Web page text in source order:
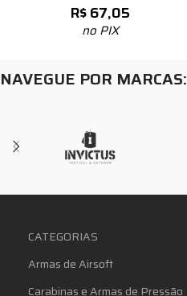
R$67,05
no PIX
NAVEGUE POR MARCAS:
CATEGORIAS
Armas de Airsoft
Carabinas e Armas de Pressão